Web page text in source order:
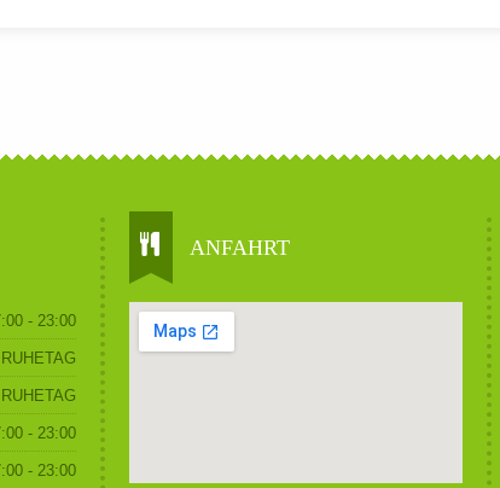
- 23:00
RUHETAG
RUHETAG
- 23:00
- 23:00
ANFAHRT